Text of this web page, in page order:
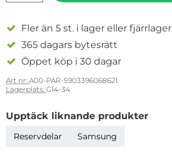
Fler än 5 st. i lager eller fjärrlager
365 dagars bytesrätt
Öppet köp i 30 dagar
Art nr: A00-PAR-5903396068621
Lagerplats: G14-34
Upptäck liknande produkter
Reservdelar Samsung